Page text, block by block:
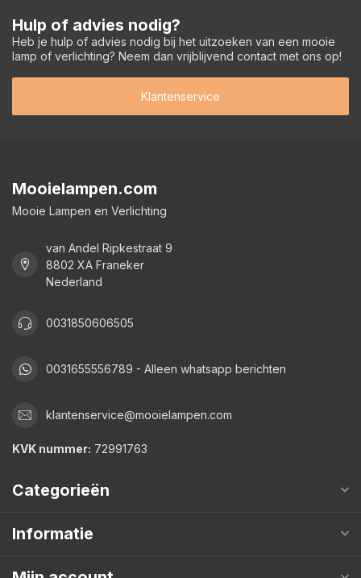
Hulp of advies nodig?
Heb je hulp of advies nodig bij het uitzoeken van een mooie
lamp of verlichting? Neem dan vrijblijvend contact met ons op!
Klantenservice
Mooielampen.com
Mooie Lampen en Verlichting
van Andel Ripkestraat 9
8802 XA Franeker
Nederland
0031850606505
0031655556789 - Alleen whatsapp berichten
klantenservice@mooielampen.com
KVK nummer: 72991763
Categorieën
Informatie